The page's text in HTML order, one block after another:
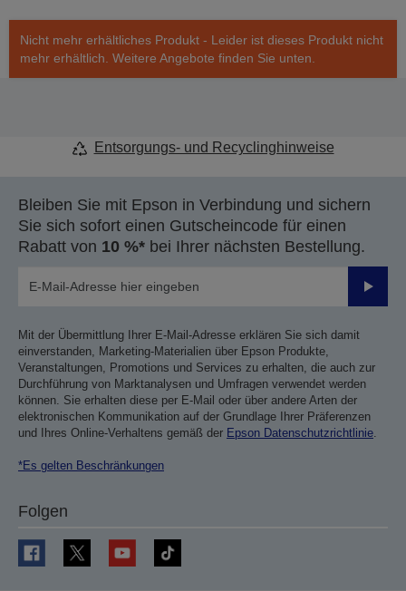
Nicht mehr erhältliches Produkt - Leider ist dieses Produkt nicht
mehr erhältlich. Weitere Angebote finden Sie unten.
Entsorgungs- und Recyclinghinweise
Bleiben Sie mit Epson in Verbindung und sichern
Sie sich sofort einen Gutscheincode für einen
Rabatt von 10 %* bei Ihrer nächsten Bestellung.
Mit der Übermittlung Ihrer E-Mail-Adresse erklären Sie sich damit
einverstanden, Marketing-Materialien über Epson Produkte,
Veranstaltungen, Promotions und Services zu erhalten, die auch zur
Durchführung von Marktanalysen und Umfragen verwendet werden
können. Sie erhalten diese per E-Mail oder über andere Arten der
elektronischen Kommunikation auf der Grundlage Ihrer Präferenzen
und Ihres Online-Verhaltens gemäß der Epson Datenschutzrichtlinie.
*Es gelten Beschränkungen
Folgen